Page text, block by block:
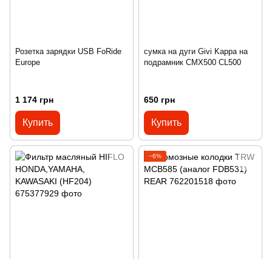
Розетка зарядки USB FoRide
Europe
1 174 грн
Купить
сумка на дуги Givi Kappa на
подрамник CMX500 CL500
650 грн
Купить
−6%